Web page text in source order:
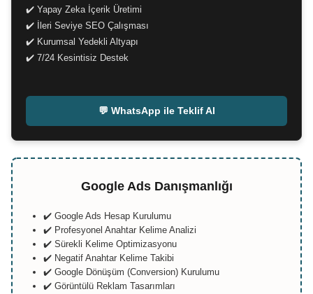
✔️ Yapay Zeka İçerik Üretimi
✔️ İleri Seviye SEO Çalışması
✔️ Kurumsal Yedekli Altyapı
✔️ 7/24 Kesintisiz Destek
💬 WhatsApp ile Teklif Al
Google Ads Danışmanlığı
✔️ Google Ads Hesap Kurulumu
✔️ Profesyonel Anahtar Kelime Analizi
✔️ Sürekli Kelime Optimizasyonu
✔️ Negatif Anahtar Kelime Takibi
✔️ Google Dönüşüm (Conversion) Kurulumu
✔️ Görüntülü Reklam Tasarımları